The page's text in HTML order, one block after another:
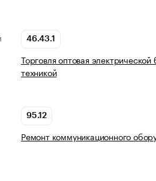
46.43.1
Торговля оптовая электрической
техникой
95.12
Ремонт коммуникационного